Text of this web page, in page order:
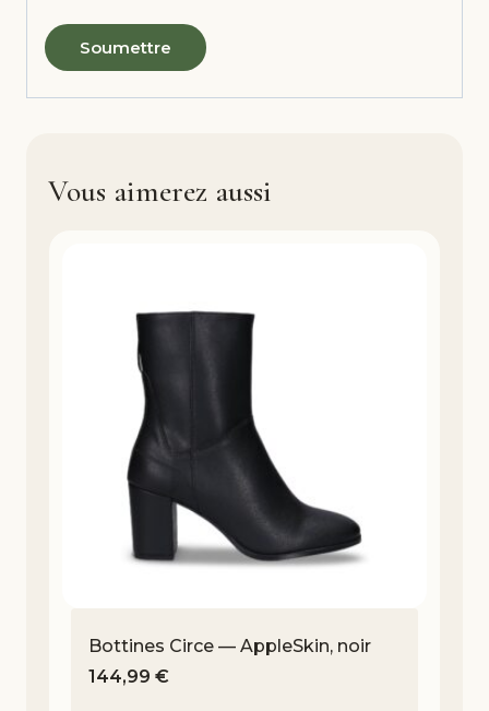
Vous aimerez aussi
Bottines Circe — AppleSkin, noir
144,99 €